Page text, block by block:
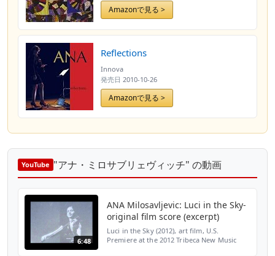
Amazonで見る >
Reflections
Innova
発売日 2010-10-26
Amazonで見る >
YouTube "アナ・ミロサブリェヴィッチ" の動画
6:48
ANA Milosavljevic: Luci in the Sky-
original film score (excerpt)
Luci in the Sky (2012), art film, U.S.
Premiere at the 2012 Tribeca New Music